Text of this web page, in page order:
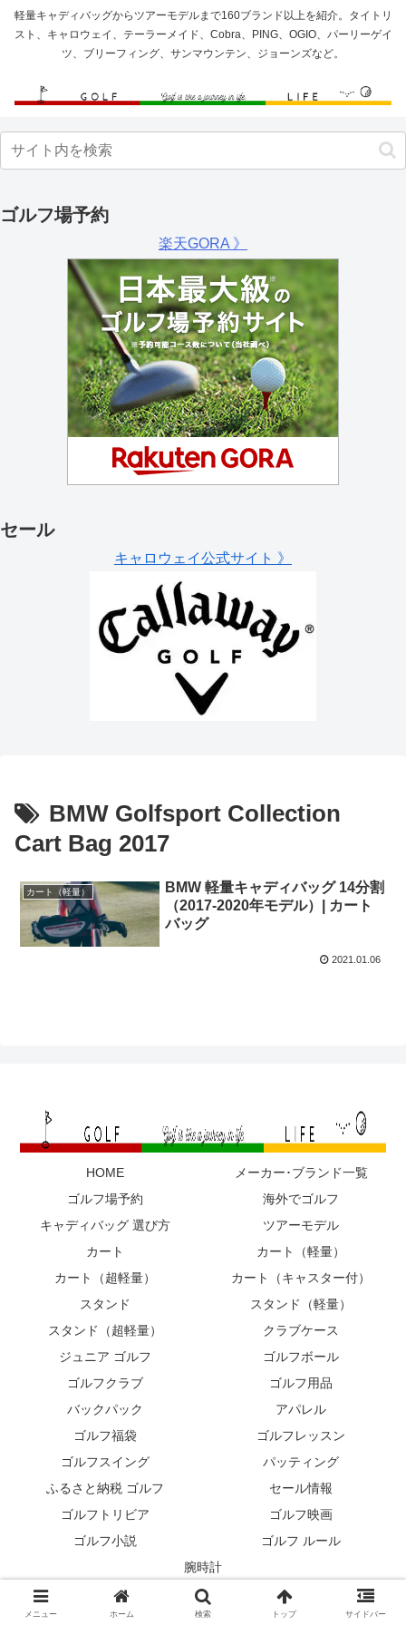
軽量キャディバッグからツアーモデルまで160ブランド以上を紹介。タイトリ
スト、キャロウェイ、テーラーメイド、Cobra、PING、OGIO、パーリーゲイ
ツ、ブリーフィング、サンマウンテン、ジョーンズなど。
ゴルフ場予約
楽天GORA 》
セール
キャロウェイ公式サイト 》
BMW Golfsport Collection
Cart Bag 2017
カート（軽量）
BMW 軽量キャディバッグ 14分割
（2017-2020年モデル）| カート
バッグ
2021.01.06
HOME
メーカー･ブランド一覧
ゴルフ場予約
海外でゴルフ
キャディバッグ 選び方
ツアーモデル
カート
カート（軽量）
カート（超軽量）
カート（キャスター付）
スタンド
スタンド（軽量）
スタンド（超軽量）
クラブケース
ジュニア ゴルフ
ゴルフボール
ゴルフクラブ
ゴルフ用品
バックパック
アパレル
ゴルフ福袋
ゴルフレッスン
ゴルフスイング
パッティング
ふるさと納税 ゴルフ
セール情報
ゴルフトリビア
ゴルフ映画
ゴルフ小説
ゴルフ ルール
腕時計
© 2007 キャディバッグ⛳最新モデル紹介.
メニュー ホーム 検索 トップ サイドバー